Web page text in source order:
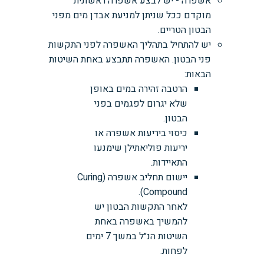
מוקדם ככל שניתן למניעת אבדן מים מפני
הבטון הטריים.
יש להתחיל בתהליך האשפרה לפני התקשות
פני הבטון. האשפרה תתבצע באחת השיטות
הבאות:
הרטבה זהירה במים באופן
שלא יגרום לפגמים בפני
הבטון.
כיסוי ביריעות אשפרה או
יריעות פוליאתילן שימנעו
התאיידות.
יישום תחליב אשפרה (Curing
Compound).
לאחר התקשות הבטון יש
להמשיך באשפרה באחת
השיטות הנ״ל במשך 7 ימים
לפחות.